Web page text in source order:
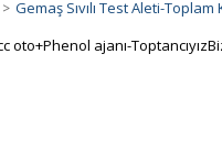
Gemaş Sıvılı Test Aleti-